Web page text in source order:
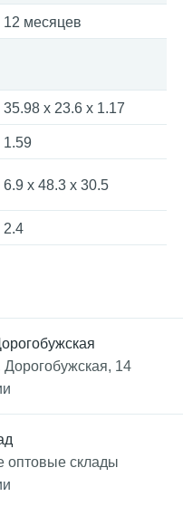
12 месяцев
35.98 x 23.6 x 1.17
1.59
6.9 x 48.3 x 30.5
2.4
Дорогобужская, 14
склады